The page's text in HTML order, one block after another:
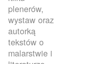
plenerów,
wystaw oraz
autorką
tekstów o
malarstwie i